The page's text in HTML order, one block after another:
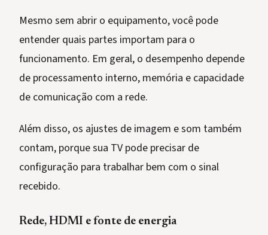
Mesmo sem abrir o equipamento, você pode
entender quais partes importam para o
funcionamento. Em geral, o desempenho depende
de processamento interno, memória e capacidade
de comunicação com a rede.
Além disso, os ajustes de imagem e som também
contam, porque sua TV pode precisar de
configuração para trabalhar bem com o sinal
recebido.
Rede, HDMI e fonte de energia